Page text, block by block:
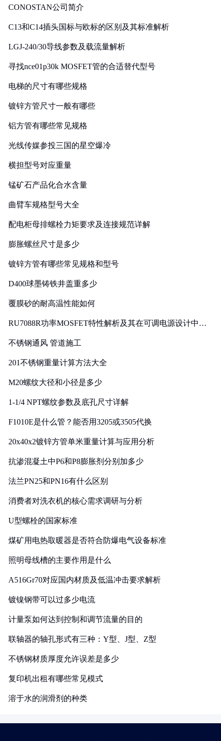
CONOSTAN公司简介
C13和C14插头国标与欧标的区别及其标准解析
LGJ-240/30导线参数及载流量解析
寻找nce01p30k MOSFET管的合适替代型号
电梯的尺寸有哪些规格
镀锌方管尺寸一般有哪些
铝方管有哪些常见规格
光线传媒参投三国的星空爆冷
横担型号对应重量
锰矿石产品化合水含量
曲臂车规格型号大全
配电柜母排螺栓力矩要求及连接规范详解
膨胀螺丝尺寸是多少
镀锌方管有哪些常见规格和型号
D400球墨铸铁井盖重多少
覆膜砂的耐高温性能如何
RU7088R功率MOSFET特性解析及其在可调电源设计中的
不锈钢通风 管道施工
201不锈钢重量计算方法大全
M20螺纹大径和小径是多少
1-1/4 NPT螺纹参数及底孔尺寸详解
F1010E是什么管？能否用3205或3505代换
20x40x2镀锌方管单米重量计算与应用分析
抗渗混凝土中P6和P8膨胀剂分别加多少
法兰PN25和PN16有什么区别
消费者对洗衣机的核心需求调研与分析
U型螺栓的国家标准
煤矿用电热取暖器是否符合防爆电气设备标准
照明母线槽的主要作用是什么
A516Gr70对应国内材质及低温冲击要求解析
镀镍钢带可以过多少电流
计量泵如何达到控制和调节流量的目的
联轴器的轴孔形式有三种：Y型、J型、Z型
不锈钢材质厚度允许误差是多少
复印机出租有哪些常见模式
溶于水的润滑剂的种类